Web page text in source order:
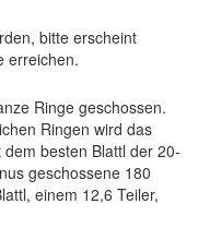
bitte erscheint
erreichen.
Ringe geschossen.
Ringen wird das
besten Blattl der 20-
geschossene 180
einem 12,6 Teiler,